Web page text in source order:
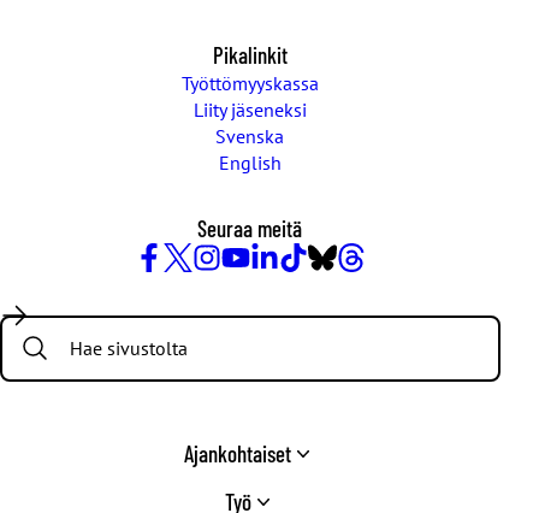
Pikalinkit
Työttömyyskassa
Liity jäseneksi
Svenska
English
Seuraa meitä
/
Twitter
Search:
Ajankohtaiset
Työ